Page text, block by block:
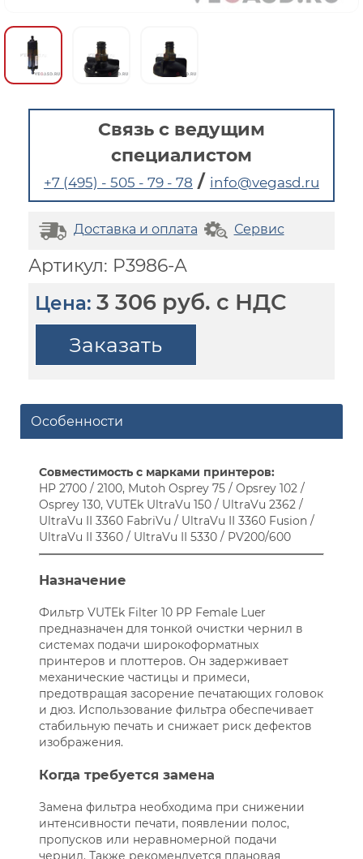
Связь с ведущим
специалистом
+7 (495) - 505 - 79 - 78 / info@vegasd.ru
Доставка и оплата Сервис
Артикул: P3986-A
Цена: 3 306 руб. с НДС
Заказать
Особенности
Совместимость с марками принтеров:
HP 2700 / 2100, Mutoh Osprey 75 / Opsrey 102 /
Osprey 130, VUTEk UltraVu 150 / UltraVu 2362 /
UltraVu II 3360 FabriVu / UltraVu II 3360 Fusion /
UltraVu II 3360 / UltraVu II 5330 / PV200/600
Назначение
Фильтр VUTEk Filter 10 PP Female Luer
предназначен для тонкой очистки чернил в
системах подачи широкоформатных
принтеров и плоттеров. Он задерживает
механические частицы и примеси,
предотвращая засорение печатающих головок
и дюз. Использование фильтра обеспечивает
стабильную печать и снижает риск дефектов
изображения.
Когда требуется замена
Замена фильтра необходима при снижении
интенсивности печати, появлении полос,
пропусков или неравномерной подачи
чернил. Также рекомендуется плановая